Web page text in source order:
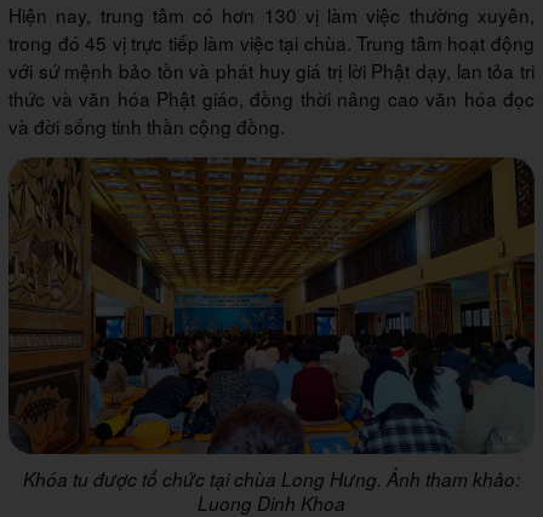
Hiện nay, trung tâm có hơn 130 vị làm việc thường xuyên,
trong đó 45 vị trực tiếp làm việc tại chùa. Trung tâm hoạt động
với sứ mệnh bảo tồn và phát huy giá trị lời Phật dạy, lan tỏa tri
thức và văn hóa Phật giáo, đồng thời nâng cao văn hóa đọc
và đời sống tinh thần cộng đồng.
Khóa tu được tổ chức tại chùa Long Hưng. Ảnh tham khảo:
Luong Dinh Khoa